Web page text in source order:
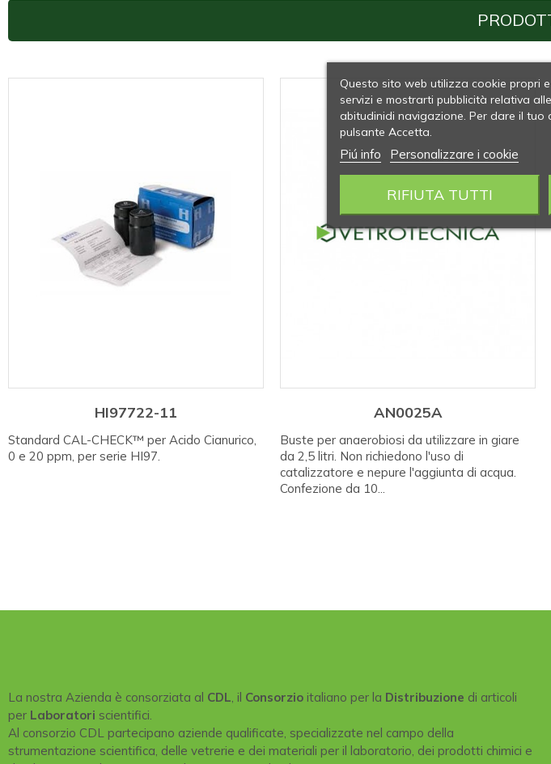
HI97722-11
Standard CAL-CHECK™ per Acido Cianurico,
0 e 20 ppm, per serie HI97.
AN0025A
Buste per anaerobiosi da utilizzare in giare
da 2,5 litri. Non richiedono l'uso di
catalizzatore e nepure l'aggiunta di acqua.
Confezione da 10...
La nostra Azienda è consorziata al CDL, il Consorzio italiano per la Distribuzione di articoli
per Laboratori scientifici.
Al consorzio CDL partecipano aziende qualificate, specializzate nel campo della
strumentazione scientifica, delle vetrerie e dei materiali per il laboratorio, dei prodotti chimici e
Questo sito web utilizza cookie propri
servizi e mostrarti pubblicità relativa
abitudinidi navigazione. Per dare il tuo
pulsante Accetta.
Piú info Personalizzare i cookie
RIFIUTA TUTTI